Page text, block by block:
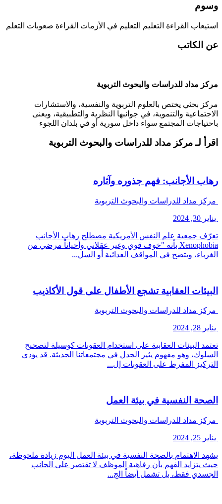
وسوم
استيعاب القراءة التعليم التعليم في الأزمات القراءة صعوبات التعلم
عن الكاتب
مركز مداد للدراسات والبحوث التربوية
مركز بحثي يختص بالعلوم التربوية والنفسية، والاستشارات
الاجتماعية والتنموية، في جوانبها النظرية والتطبيقية، ويعنى
باحتياجات المجتمع سواء داخل سورية أو في بلدان اللجوء
اقرأ لـ مركز مداد للدراسات والبحوث التربوية
رهاب الأجانب: فهم جذوره وآثاره
مركز مداد للدراسات والبحوث التربوية
يناير 30, 2024
تعرّف جمعية علم النفس الأمريكية مصطلح رهاب الأجانب
Xenophobia بأنه "خوف قوي وغير عقلاني وأحياناً مرضي من
الغرباء، ويتضح في المواقف العدائية أو السل...
البيئات العقابية تشجع الأطفال على قول الأكاذيب
مركز مداد للدراسات والبحوث التربوية
يناير 28, 2024
تعتمد البيئات العقابية على استخدام العقوبات كوسيلة لتصحيح
السلوك، وهو مفهوم يثير الجدل في مجتمعاتنا الحديثة. قد يؤدي
التركيز المفرط على العقوبات إل...
الصحة النفسية في بيئة العمل
مركز مداد للدراسات والبحوث التربوية
يناير 25, 2024
يشهد الاهتمام بالصحة النفسية في بيئة العمل اليوم زيادة ملحوظة،
حيث يتزايد الفهم بأن رفاهية الموظف لا تقتصر على الجانب
الجسدي فقط، بل تشمل أيضاً الج...